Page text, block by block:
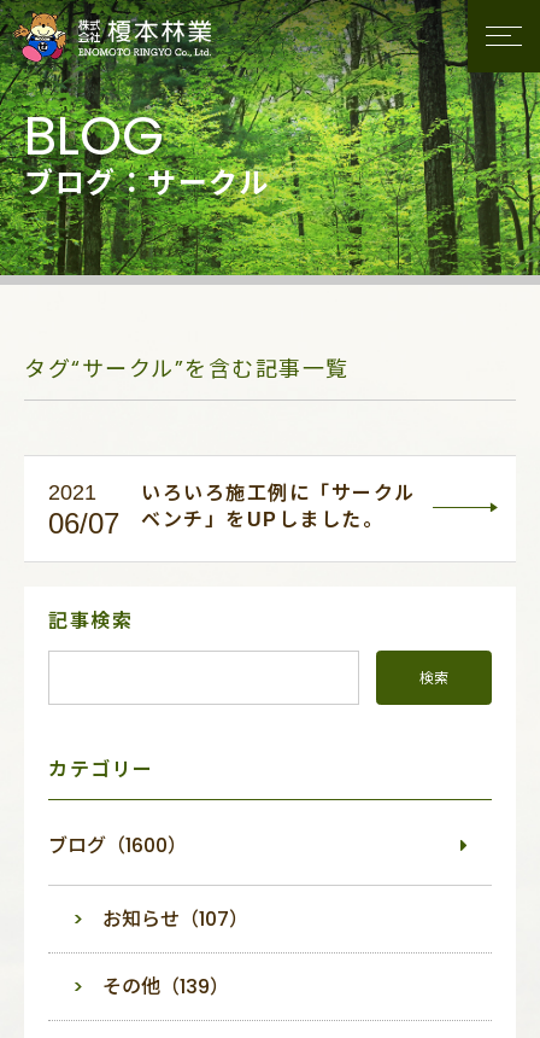
ブログ：サークル
タグ“サークル”を含む記事一覧
2021
06/07
いろいろ施工例に「サークル
ベンチ」をUPしました。
サ
ニ
記事検索
カテゴリー
ブログ（1600）
お知らせ（107）
その他（139）